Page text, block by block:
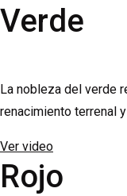
Verde
La nobleza del verde
renacimiento terrenal y
Ver video
Rojo